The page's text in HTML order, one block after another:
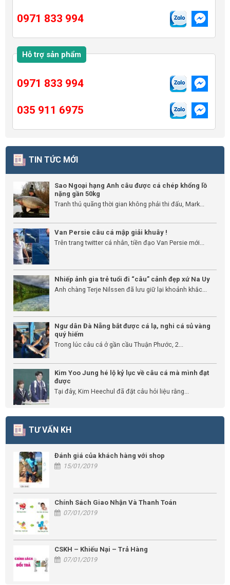
0971 833 994
Hỗ trợ sản phẩm
0971 833 994
035 911 6975
TIN TỨC MỚI
Sao Ngoại hạng Anh câu được cá chép khổng lồ
nặng gần 50kg
Tranh thủ quãng thời gian không phải thi đấu, Mark...
Van Persie câu cá mập giải khuây !
Trên trang twitter cá nhân, tiền đạo Van Persie mới...
Nhiếp ảnh gia trẻ tuổi đi “câu” cảnh đẹp xứ Na Uy
Anh chàng Terje Nilssen đã lưu giữ lại khoảnh khắc...
Ngư dân Đà Nẵng bắt được cá lạ, nghi cá sủ vàng
quý hiếm
Trong lúc câu cá ở gần cầu Thuận Phước, 2...
Kim Yoo Jung hé lộ kỷ lục về câu cá mà mình đạt
được
Tại đây, Kim Heechul đã đặt câu hỏi liệu rằng...
TƯ VẤN KH
Đánh giá của khách hàng với shop
15/01/2019
Chính Sách Giao Nhận Và Thanh Toán
07/01/2019
CSKH – Khiếu Nại – Trả Hàng
07/01/2019